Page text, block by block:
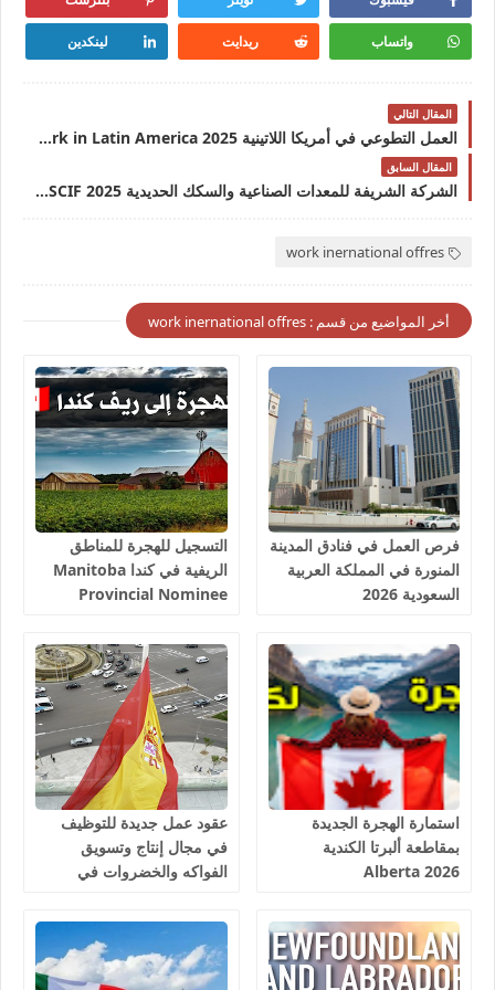
واتساب ريدايت لينكدين
المقال التالي
العمل التطوعي في أمريكا اللاتينية 2025 Volunteer work in Latin America آخر موعد للتقديم 30 مارس 2025
المقال السابق
الشركة الشريفة للمعدات الصناعية والسكك الحديدية 2025 SCIF بالمغرب تعلن توظيف توظف عدة مناصب بأوراش السكك الحديدية بعدة مدن
work inernational offres
أخر المواضيع من قسم : work inernational offres
فرص العمل في فنادق المدينة
المنورة في المملكة العربية
السعودية 2026
التسجيل للهجرة للمناطق
الريفية في كندا Manitoba
Provincial Nominee
استمارة الهجرة الجديدة
بمقاطعة ألبرتا الكندية
Alberta 2026
عقود عمل جديدة للتوظيف
في مجال إنتاج وتسويق
الفواكه والخضروات في